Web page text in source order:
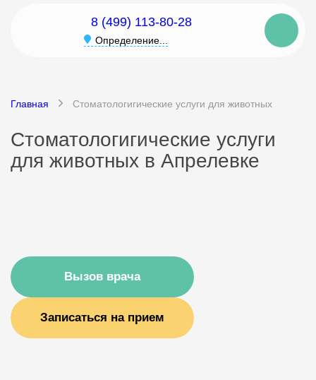
8 (499) 113-80-28
Определение...
Главная Стоматологигические услуги для животных
Стоматологигические услуги
для животных в Апрелевке
Вызов врача
Записаться на прием